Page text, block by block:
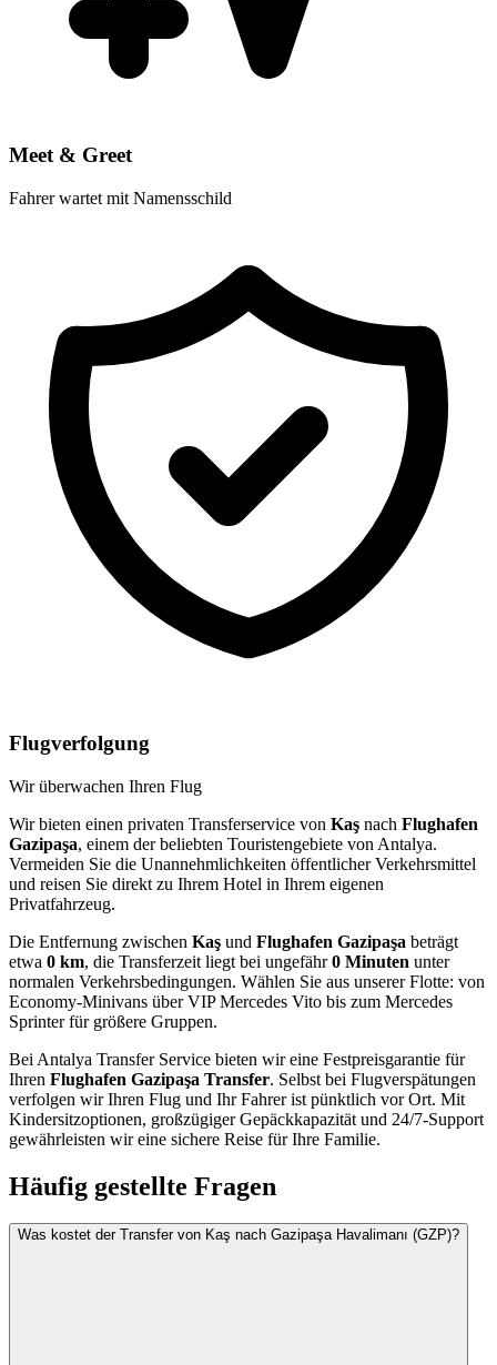
Meet & Greet
Fahrer wartet mit Namensschild
Flugverfolgung
Wir überwachen Ihren Flug
Wir bieten einen privaten Transferservice von Kaş nach Flughafen
Gazipaşa, einem der beliebten Touristengebiete von Antalya.
Vermeiden Sie die Unannehmlichkeiten öffentlicher Verkehrsmittel
und reisen Sie direkt zu Ihrem Hotel in Ihrem eigenen
Privatfahrzeug.
Die Entfernung zwischen Kaş und Flughafen Gazipaşa beträgt
etwa 0 km, die Transferzeit liegt bei ungefähr0 Minuten unter
normalen Verkehrsbedingungen. Wählen Sie aus unserer Flotte: von
Economy-Minivans über VIP Mercedes Vito bis zum Mercedes
Sprinter für größere Gruppen.
Bei Antalya Transfer Service bieten wir eine Festpreisgarantie für
Ihren Flughafen Gazipaşa Transfer. Selbst bei Flugverspätungen
verfolgen wir Ihren Flug und Ihr Fahrer ist pünktlich vor Ort. Mit
Kindersitzoptionen, großzügiger Gepäckkapazität und 24/7-Support
gewährleisten wir eine sichere Reise für Ihre Familie.
Häufig gestellte Fragen
Was kostet der Transfer von Kaş nach Gazipaşa Havalimanı (GZP)?